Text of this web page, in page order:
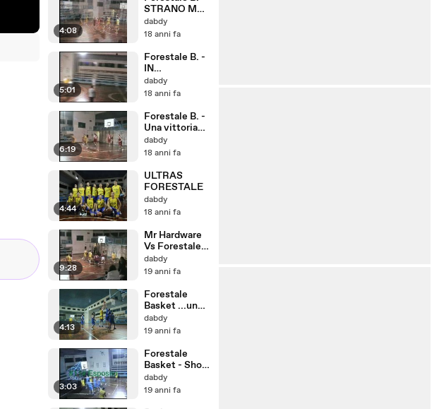
4:08
STRANO MA
BASKET
dabdy
18 anni fa
5:01
Forestale B. -
IN
CONTROPIED
E
dabdy
18 anni fa
6:19
Forestale B. -
Una vittoria
cercata
dabdy
18 anni fa
4:44
ULTRAS
FORESTALE
dabdy
18 anni fa
9:28
Mr Hardware
Vs Forestale
basket
dabdy
19 anni fa
4:13
Forestale
Basket ...una
squadra
completa
dabdy
19 anni fa
3:03
Forestale
Basket - Show
time
dabdy
19 anni fa